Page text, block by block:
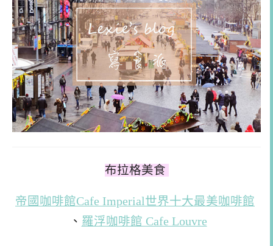
布拉格美食
帝國咖啡館Cafe Imperial世界十大最美咖啡館
、 羅浮咖啡館 Cafe Louvre